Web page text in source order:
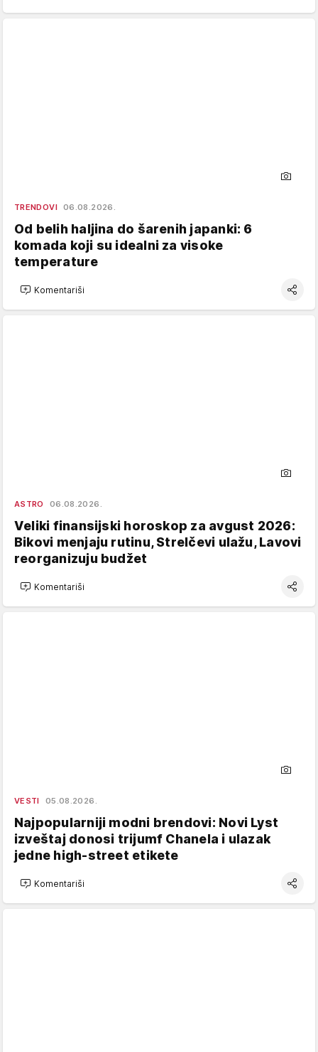
TRENDOVI 06.08.2026.
Od belih haljina do šarenih japanki: 6
komada koji su idealni za visoke
temperature
Komentariši
ASTRO 06.08.2026.
Veliki finansijski horoskop za avgust 2026:
Bikovi menjaju rutinu, Strelčevi ulažu, Lavovi
reorganizuju budžet
Komentariši
VESTI 05.08.2026.
Najpopularniji modni brendovi: Novi Lyst
izveštaj donosi trijumf Chanela i ulazak
jedne high-street etikete
Komentariši